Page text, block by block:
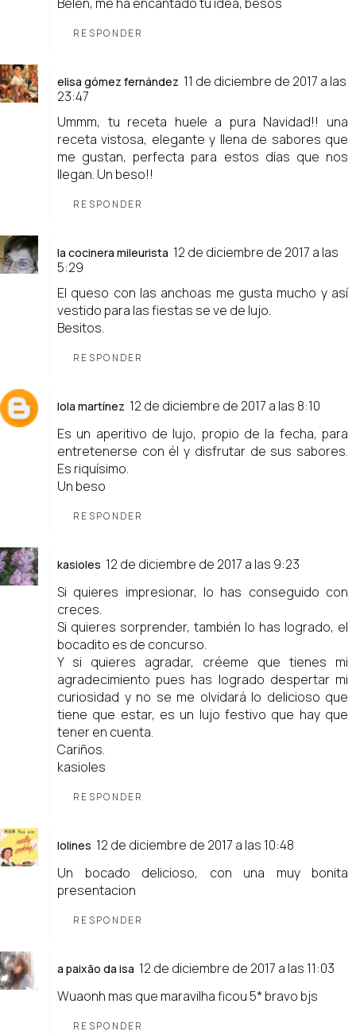
RESPONDER
elisa gómez fernández 11 de diciembre de 2017 a las
23:47
Ummm, tu receta huele a pura Navidad!! una
receta vistosa, elegante y llena de sabores que
me gustan, perfecta para estos días que nos
llegan. Un beso!!
RESPONDER
la cocinera mileurista 12 de diciembre de 2017 a las
5:29
El queso con las anchoas me gusta mucho y así
vestido para las fiestas se ve de lujo.
Besitos.
RESPONDER
lola martínez 12 de diciembre de 2017 a las 8:10
Es un aperitivo de lujo, propio de la fecha, para
entretenerse con él y disfrutar de sus sabores.
Es riquísimo.
Un beso
RESPONDER
kasioles 12 de diciembre de 2017 a las 9:23
Si quieres impresionar, lo has conseguido con
creces.
Si quieres sorprender, también lo has logrado, el
bocadito es de concurso.
Y si quieres agradar, créeme que tienes mi
agradecimiento pues has logrado despertar mi
curiosidad y no se me olvidará lo delicioso que
tiene que estar, es un lujo festivo que hay que
tener en cuenta.
Cariños.
kasioles
RESPONDER
lolines 12 de diciembre de 2017 a las 10:48
Un bocado delicioso, con una muy bonita
presentacion
RESPONDER
a paixão da isa 12 de diciembre de 2017 a las 11:03
Wuaonh mas que maravilha ficou 5* bravo bjs
RESPONDER